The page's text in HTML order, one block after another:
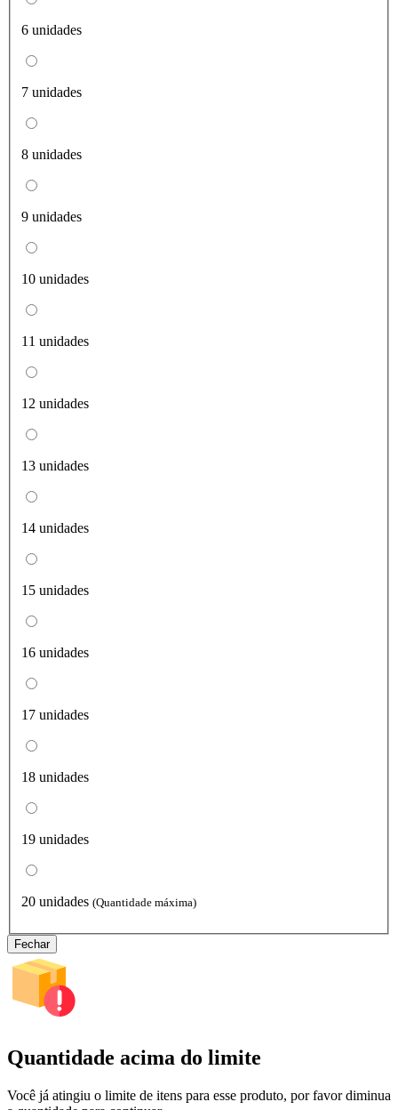
6 unidades
7 unidades
8 unidades
9 unidades
10 unidades
11 unidades
12 unidades
13 unidades
14 unidades
15 unidades
16 unidades
17 unidades
18 unidades
19 unidades
20 unidades (Quantidade máxima)
Fechar
Quantidade acima do limite
Você já atingiu o limite de itens para esse produto, por favor diminua